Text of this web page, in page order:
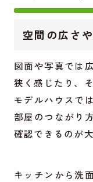
空間の広さ
図面や写真では
狭く感じたり、
モデルハウスで
部屋のつながり
確認できるのが
キッチンから洗